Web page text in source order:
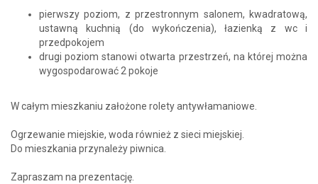
pierwszy poziom, z przestronnym salonem, kwadratową,
ustawną kuchnią (do wykończenia), łazienką z wc i
przedpokojem
drugi poziom stanowi otwarta przestrzeń, na której można
wygospodarować 2 pokoje
W całym mieszkaniu założone rolety antywłamaniowe.
Ogrzewanie miejskie, woda również z sieci miejskiej.
Do mieszkania przynależy piwnica.
Zapraszam na prezentację.